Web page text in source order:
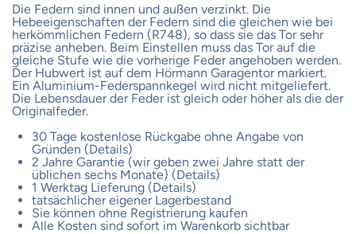
Die Federn sind innen und außen verzinkt. Die
Hebeeigenschaften der Federn sind die gleichen wie bei
herkömmlichen Federn (R748), so dass sie das Tor sehr
präzise anheben. Beim Einstellen muss das Tor auf die
gleiche Stufe wie die vorherige Feder angehoben werden.
Der Hubwert ist auf dem Hörmann Garagentor markiert.
Ein Aluminium-Federspannkegel wird nicht mitgeliefert.
Die Lebensdauer der Feder ist gleich oder höher als die der
Originalfeder.
30 Tage kostenlose Rückgabe ohne Angabe von
Gründen (Details)
2 Jahre Garantie (wir geben zwei Jahre statt der
üblichen sechs Monate) (Details)
1 Werktag Lieferung (Details)
tatsächlicher eigener Lagerbestand
Sie können ohne Registrierung kaufen
Alle Kosten sind sofort im Warenkorb sichtbar